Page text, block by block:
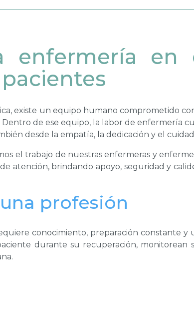
enfermería en
existe un equipo humano comprometido
Dentro de ese equipo, la labor de enfermería
desde la empatía, la dedicación y el
el trabajo de nuestras enfermeras y
atención, brindando apoyo, seguridad y
profesión
conocimiento, preparación constante y
durante su recuperación, monitorean